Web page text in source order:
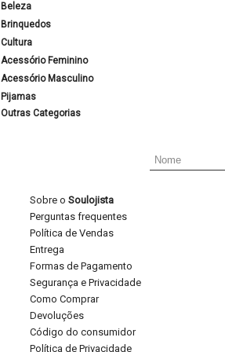
Beleza
Brinquedos
Cultura
Acessório Feminino
Acessório Masculino
Pijamas
Outras Categorias
Sobre o Soulojista
Perguntas frequentes
Política de Vendas
Entrega
Formas de Pagamento
Segurança e Privacidade
Como Comprar
Devoluções
Código do consumidor
Política de Privacidade